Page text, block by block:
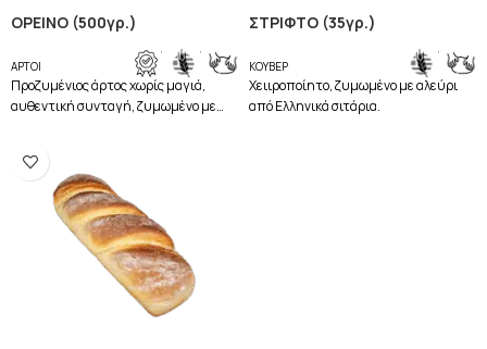
ΟΡΕΙΝΟ (500γρ.)
ΑΡΤΟΙ
, ,
Προζυμένιος άρτος χωρίς μαγιά,
αυθεντική συνταγή, ζυμωμένο με
ΣΤΡΙΦΤΟ (35γρ.)
ΚΟΥΒΕΡ
,
Χειιροποίητο, ζυμωμένο με αλεύρι
από Ελληνικά σιτάρια.